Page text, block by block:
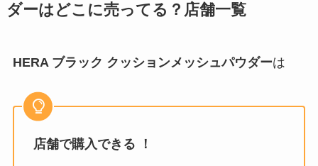
ダーはどこに売ってる？店舗一覧
HERA ブラック クッションメッシュパウダーは
店舗で購入できる ！